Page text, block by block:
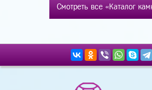
Смотреть все «Каталог